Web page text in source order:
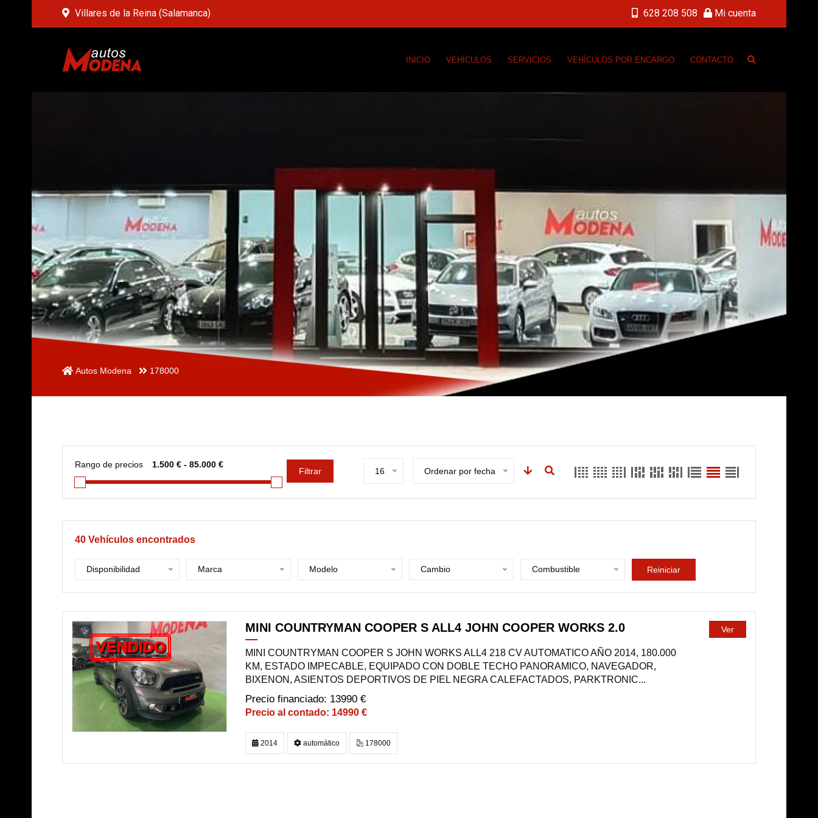
Villares de la Reina (Salamanca) 628 208 508 Mi cuenta
INICIO VEHÍCULOS SERVICIOS VEHÍCULOS POR ENCARGO CONTACTO
Autos Modena 178000
Rango de precios
Filtrar 16 Ordenar por fecha
40 Vehículos encontrados
Disponibilidad Marca Modelo Cambio Combustible Reiniciar
VENDIDO
MINI COUNTRYMAN COOPER S ALL4 JOHN COOPER WORKS 2.0
MINI COUNTRYMAN COOPER S JOHN WORKS ALL4 218 CV AUTOMATICO AÑO 2014, 180.000
KM, ESTADO IMPECABLE, EQUIPADO CON DOBLE TECHO PANORAMICO, NAVEGADOR,
BIXENON, ASIENTOS DEPORTIVOS DE PIEL NEGRA CALEFACTADOS, PARKTRONIC...
13990 €
14990 €
Ver
2014 automático 178000